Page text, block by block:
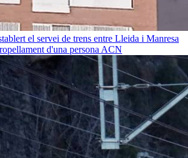
el servei de trens entre Lleida i Manresa
d'una persona ACN